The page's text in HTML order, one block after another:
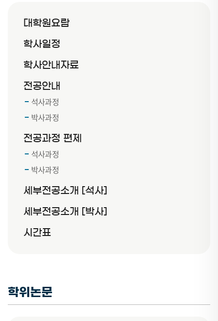
대학원요람
학사일정
학사안내자료
전공안내
석사과정
박사과정
전공과정 편제
석사과정
박사과정
세부전공소개 [석사]
세부전공소개 [박사]
시간표
학위논문